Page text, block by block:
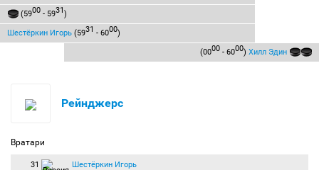
(5900 - 5931)
Шестёркин Игорь (5931 - 6000)
(0000 - 6000) Хилл Эдин
Рейнджерс
Вратари
31 Шестёркин Игорь